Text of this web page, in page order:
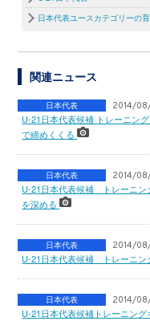
日本代表ユースカテゴリーの
関連ニュース
日本代表 2014/
U-21日本代表候補 トレーニン
で締めくくる
日本代表 2014/
U-21日本代表候補 トレーニ
を深める
日本代表 2014/
U-21日本代表候補 トレーニ
日本代表 2014/
U-21日本代表候補トレーニン